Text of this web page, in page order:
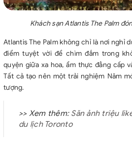
Khách sạn Atlantis The Palm
Atlantis The Palm không chỉ là nơi nghỉ
điểm tuyệt vời để chìm đắm trong
quyện giữa xa hoa, ẩm thực đẳng cấp
Tất cả tạo nên một trải nghiệm Năm
tượng.
>> Xem thêm: Săn ảnh triệu
du lịch Toronto